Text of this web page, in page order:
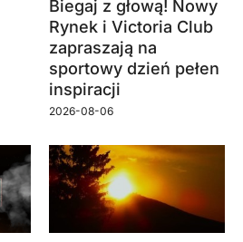
Biegaj z głową! Nowy
Rynek i Victoria Club
zapraszają na
sportowy dzień pełen
inspiracji
2026-08-06